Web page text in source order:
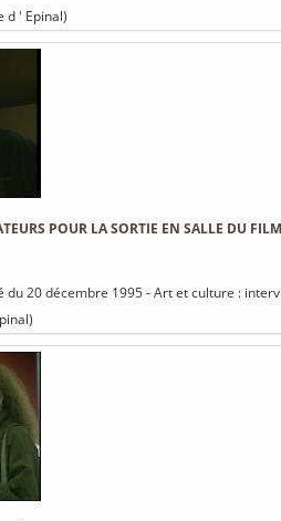
d ' Epinal)
POUR LA SORTIE EN SALLE DU
du 20 décembre 1995 - Art et culture :